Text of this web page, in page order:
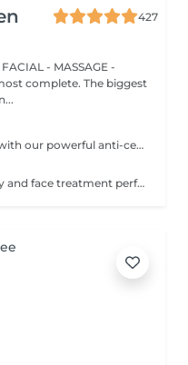
427
- MASSAGE -
complete. The biggest
Say goodbye to stubborn cellulite with our powerful anti-cellulite massage! This intensive treatment uses firm, targeted techniques to stimulate circulation, break down fat deposits, and smooth the skin's texture. By enhancing lymphatic flow and increasing metabolism, it visibly reduces the appearance of dimples and improves overall skin tone. Ideal as part of a body contouring plan. Age restrictions: recommended to do from 16 years. Post procedure recommendations: do not do sport and any sharp movements for 2-3 hours after the procedure. Frequency: 2-3 times per week, 10 times in total. Repeat once in 3-6 months.
A world-leading, non-invasive body and face treatment performed using the original 3rd-generation Endospheres® technology one of the most advanced solutions on the market for sculpting, drainage, and skin firming. This Italian medical technology combines microvibration, deep lymphatic drainage, and muscle stimulation to deliver visible results from the very first session. Why Endospheres® at NUU: Original 3rd-generation Endospheres® device · Authentic Italian technology · Instant lightness, firmness, and contouring · Safe, natural, and highly effective · No downtime Key benefits: Reduces cellulite and water retention Improves blood and lymphatic circulation Firms and tightens the skin Relieves muscle tension and heaviness Stimulates collagen and natural glow A.F.T. (Abdominal Fat Treatment) Advanced thermal and vacuum technology designed to activate fat metabolism, enhance lymphatic drainage, and sculpt the abdominal area safely and comfortably. Recommended from: 18+ Post-care: No downtime Frequency: Course recommended for optimal results Results are visible and progressive with regular sessions.